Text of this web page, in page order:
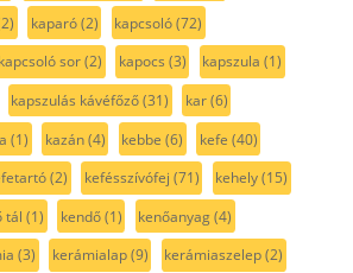
kaparó(2) kapcsoló(72)
kapcsoló sor(2) kapocs (3) kapszula (1)
kapszulás kávéfőző(31) kar(6)
(1) kazán(4) kebbe (6) kefe (40)
(2) kefésszívófej (71) kehely(15)
tál (1) kendő(1) kenőanyag(4)
(3) kerámialap(9) kerámiaszelep(2)